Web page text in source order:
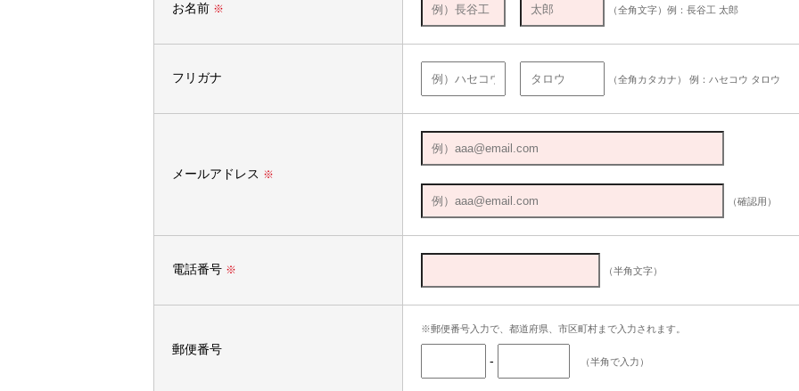
お名前 ※ （全角文字）例：長谷工 太郎
フリガナ （全角カタカナ） 例：ハセコウ タロウ
メールアドレス ※
（確認用）
電話番号 ※ （半角文字）
郵便番号
※郵便番号入力で、都道府県、市区町村まで入力されます。
- （半角で入力）